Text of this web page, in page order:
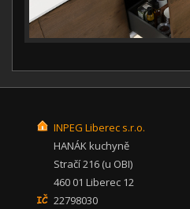
INPEG Liberec s.r.o.
HANÁK kuchyně
Stračí 216 (u OBI)
460 01 Liberec 12
22798030